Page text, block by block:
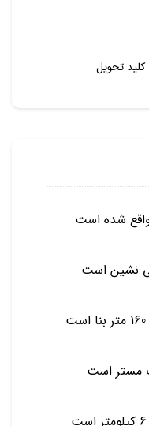
کلید تحویل
شده است
نشین است